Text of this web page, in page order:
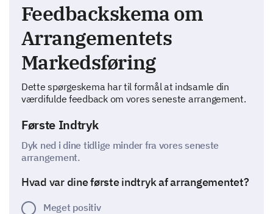
Feedbackskema om
Arrangementets
Markedsføring
Dette spørgeskema har til formål at indsamle din
værdifulde feedback om vores seneste arrangement.
Første Indtryk
Dyk ned i dine tidlige minder fra vores seneste
arrangement.
Hvad var dine første indtryk af arrangementet?
Meget positiv